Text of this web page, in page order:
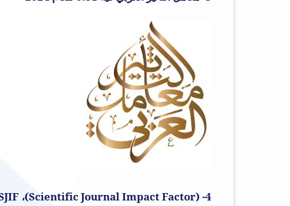
4- SJIF ،(Scientific Journal Impact Factor)